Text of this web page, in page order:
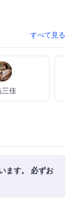
すべて見る
三佳
ます。 必ずお